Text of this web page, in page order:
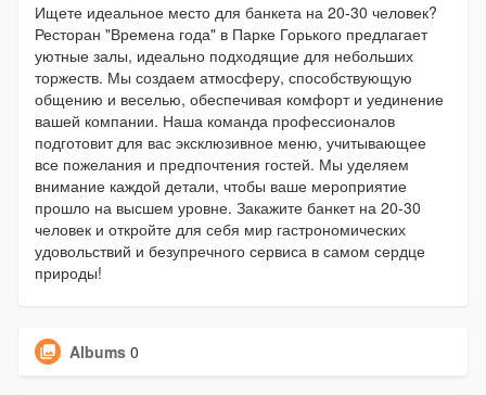
Ищете идеальное место для банкета на 20-30 человек?
Ресторан "Времена года" в Парке Горького предлагает
уютные залы, идеально подходящие для небольших
торжеств. Мы создаем атмосферу, способствующую
общению и веселью, обеспечивая комфорт и уединение
вашей компании. Наша команда профессионалов
подготовит для вас эксклюзивное меню, учитывающее
все пожелания и предпочтения гостей. Мы уделяем
внимание каждой детали, чтобы ваше мероприятие
прошло на высшем уровне. Закажите банкет на 20-30
человек и откройте для себя мир гастрономических
удовольствий и безупречного сервиса в самом сердце
природы!
Albums 0